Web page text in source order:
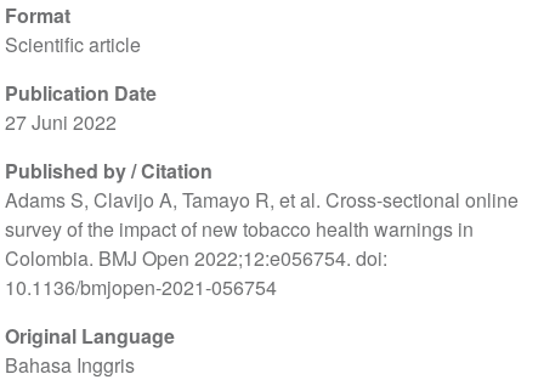
Format
Scientific article
Publication Date
27 Juni 2022
Published by / Citation
Adams S, Clavijo A, Tamayo R, et al. Cross-sectional online
survey of the impact of new tobacco health warnings in
Colombia. BMJ Open 2022;12:e056754. doi:
10.1136/bmjopen-2021-056754
Original Language
Bahasa Inggris